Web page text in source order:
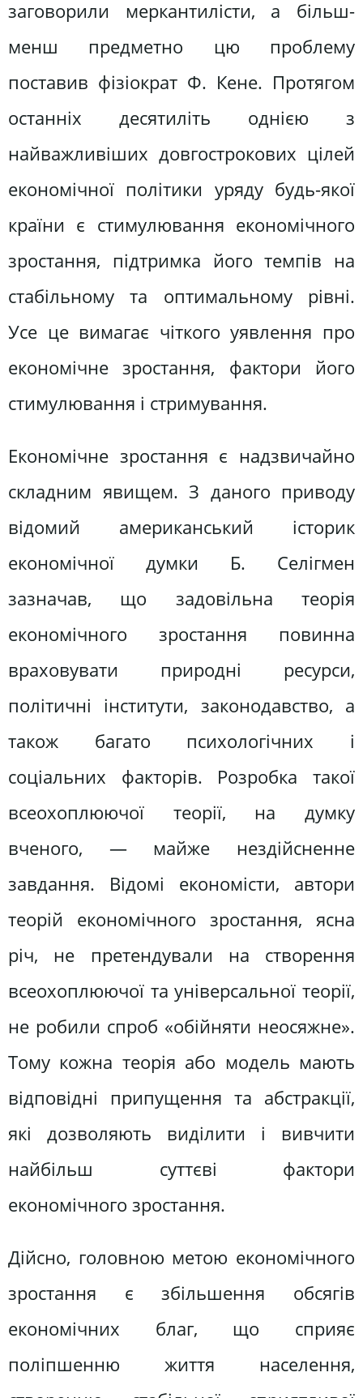
заговорили меркантилісти, а більш-
менш предметно цю проблему
поставив фізіократ Ф. Кене. Протягом
останніх десятиліть однією з
найважливіших довгострокових цілей
економічної політики уряду будь-якої
країни є стимулювання економічного
зростання, підтримка його темпів на
стабільному та оптимальному рівні.
Усе це вимагає чіткого уявлення про
економічне зростання, фактори його
стимулювання і стримування.
Економічне зростання є надзвичайно
складним явищем. З даного приводу
відомий американський історик
економічної думки Б. Селігмен
зазначав, що задовільна теорія
економічного зростання повинна
враховувати природні ресурси,
політичні інститути, законодавство, а
також багато психологічних і
соціальних факторів. Розробка такої
всеохоплюючої теорії, на думку
вченого, — майже нездійсненне
завдання. Відомі економісти, автори
теорій економічного зростання, ясна
річ, не претендували на створення
всеохоплюючої та універсальної теорії,
не робили спроб «обійняти неосяжне».
Тому кожна теорія або модель мають
відповідні припущення та абстракції,
які дозволяють виділити і вивчити
найбільш суттєві фактори
економічного зростання.
Дійсно, головною метою економічного
зростання є збільшення обсягів
економічних благ, що сприяє
поліпшенню життя населення,